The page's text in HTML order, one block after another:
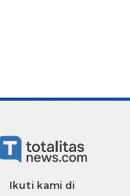
Ikuti kami di